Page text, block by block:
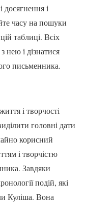
і
часу на пошуки
таблиці. Всіх
нею і дізнатися
письменника.
і творчості
головні дати
корисний
і творчістю
Завдяки
подій, які
Куліша. Вона